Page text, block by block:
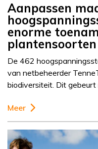
Aanpassen
enorme
plantensoorten
De 462
van netbeheerder
biodiversiteit. Dit
Meer